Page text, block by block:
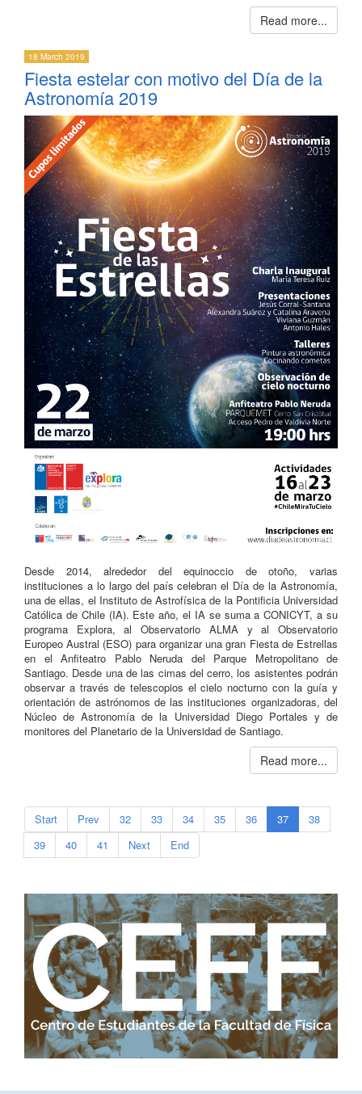
Read more...
18 March 2019
Fiesta estelar con motivo del Día de la
Astronomía 2019
Desde 2014, alrededor del equinoccio de otoño, varias
instituciones a lo largo del país celebran el Día de la Astronomía,
una de ellas, el Instituto de Astrofísica de la Pontificia Universidad
Católica de Chile (IA). Este año, el IA se suma a CONICYT, a su
programa Explora, al Observatorio ALMA y al Observatorio
Europeo Austral (ESO) para organizar una gran Fiesta de Estrellas
en el Anfiteatro Pablo Neruda del Parque Metropolitano de
Santiago. Desde una de las cimas del cerro, los asistentes podrán
observar a través de telescopios el cielo nocturno con la guía y
orientación de astrónomos de las instituciones organizadoras, del
Núcleo de Astronomía de la Universidad Diego Portales y de
monitores del Planetario de la Universidad de Santiago.
Read more...
Start Prev 32 33 34 35 36 37
38
39
40 41 Next End